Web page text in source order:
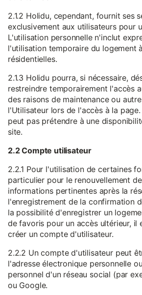
2.1.2 Holidu, cependant, fournit ses
exclusivement aux utilisateurs pour
L'utilisation personnelle n'inclut
l'utilisation temporaire du logement
résidentielles.
2.1.3 Holidu pourra, si nécessaire,
restreindre temporairement l'accès
des raisons de maintenance ou
l'Utilisateur lors de l'accès à la
peut pas prétendre à une
site.
2.2 Compte utilisateur
2.2.1 Pour l'utilisation de certaines
particulier pour le renouvellement
informations pertinentes après la
l'enregistrement de la confirmation
la possibilité d'enregistrer un
de favoris pour un accès ultérieur, il
créer un compte d'utilisateur.
2.2.2 Un compte d'utilisateur peut
l'adresse électronique personnelle
personnel d'un réseau social (par
ou Google.